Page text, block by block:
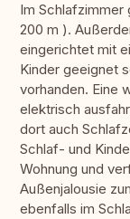
Im
200 m ).
eingerichtet mit
Kinder geeignet
vorhanden. Eine
elektrisch
dort auch
Schlaf- und
Wohnung und
Außenjalousie
ebenfalls im